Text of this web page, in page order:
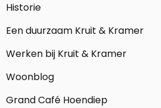
Historie
Een duurzaam Kruit & Kramer
Werken bij Kruit & Kramer
Woonblog
Grand Café Hoendiep